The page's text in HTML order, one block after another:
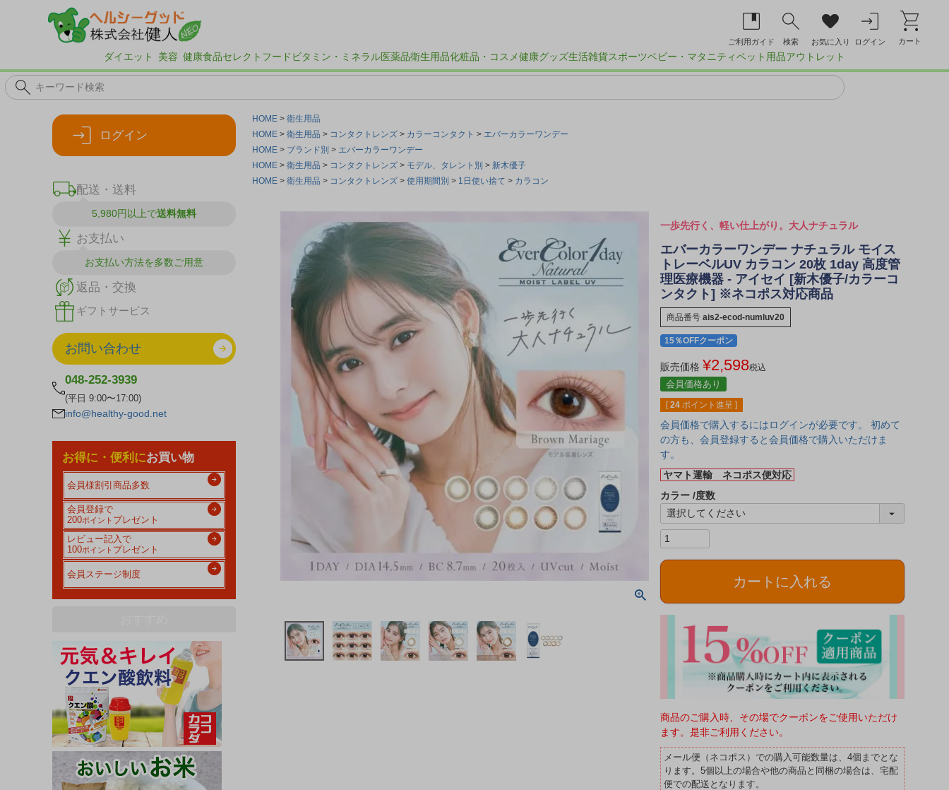
ご利用ガイド 検索 お気に入り ログイン カート
ダイエット 美容 健康食品セレクトフード ビタミン・ミネラル医薬品衛生用品化粧品・コスメ健康グッズ生活雑貨スポーツベビー・マタニティペット用品アウトレット
ログイン
配送・送料
5,980円以上で送料無料
お支払い
お支払い方法を多数ご用意
返品・交換
ギフトサービス
お問い合わせ
048-252-3939
(平日 9:00〜17:00)
info@healthy-good.net
お得に・便利にお買い物
会員様割引商品多数
会員登録で
200ポイント プレゼント
レビュー記入で
100ポイント プレゼント
会員ステージ制度
HOME
衛生用品
HOME
衛生用品 コンタクトレンズ カラーコンタクト
エバーカラーワンデー
HOME
ブランド別
エバーカラーワンデー
HOME
衛生用品 コンタクトレンズ モデル、タレント別
新木優子
HOME
衛生用品 コンタクトレンズ 使用期間別 1日使い捨て カラコン
一歩先行く、軽い仕上がり。大人ナチュラル
エバーカラーワンデー ナチュラル モイス
トレーベルUV カラコン 20枚 1day 高度管
理医療機器 - アイセイ [新木優子/カラーコ
ンタクト] ※ネコポス対応商品
商品番号 ais2-ecod-numluv20
15％OFFクーポン
販売価格 ¥2,598税込
会員価格あり
[ 24 ポイント進呈 ]
会員価格で購入するにはログインが必要です。 初めて
の方も、会員登録すると会員価格で購入いただけま
す。
ヤマト運輸 ネコポス便対応
カラー 度数
カートに入れる
商品のご購入時、その場でクーポンをご使用いただけ
ます。是非ご利用ください。
メール便（ネコポス）での購入可能数量は、4個までとな
ります。5個以上の場合や他の商品と同梱の場合は、宅配
便での配送となります。